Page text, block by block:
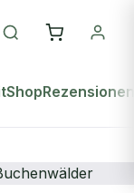
ShopRezensionen